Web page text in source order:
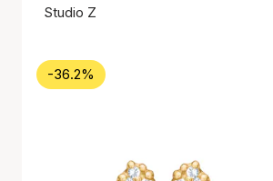
Studio Z
-36.2%